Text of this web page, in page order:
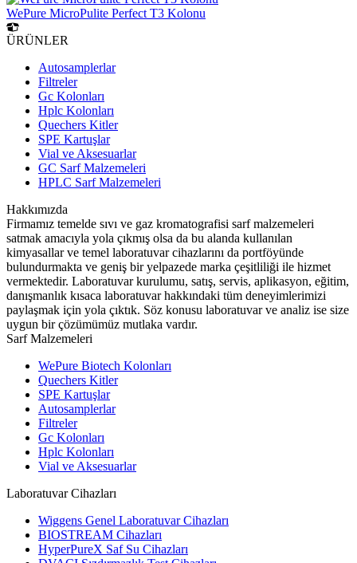
WePure MicroPulite Perfect T3 Kolonu
ÜRÜNLER
Autosamplerlar
Filtreler
Gc Kolonları
Hplc Kolonları
Quechers Kitler
SPE Kartuşlar
Vial ve Aksesuarlar
GC Sarf Malzemeleri
HPLC Sarf Malzemeleri
Hakkımızda
Firmamız temelde sıvı ve gaz kromatografisi sarf malzemeleri
satmak amacıyla yola çıkmış olsa da bu alanda kullanılan
kimyasallar ve temel laboratuvar cihazlarını da portföyünde
bulundurmakta ve geniş bir yelpazede marka çeşitliliği ile hizmet
vermektedir. Laboratuvar kurulumu, satış, servis, aplikasyon, eğitim,
danışmanlık kısaca laboratuvar hakkındaki tüm deneyimlerimizi
paylaşmak için yola çıktık. Söz konusu laboratuvar ve analiz ise size
uygun bir çözümümüz mutlaka vardır.
Sarf Malzemeleri
WePure Biotech Kolonları
Quechers Kitler
SPE Kartuşlar
Autosamplerlar
Filtreler
Gc Kolonları
Hplc Kolonları
Vial ve Aksesuarlar
Laboratuvar Cihazları
Wiggens Genel Laboratuvar Cihazları
BIOSTREAM Cihazları
HyperPureX Saf Su Cihazları